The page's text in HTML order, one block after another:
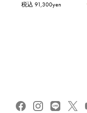
税込 91,300yen